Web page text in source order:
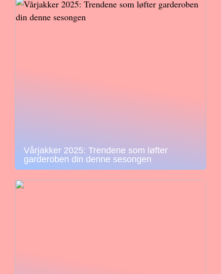
Vårjakker 2025: Trendene som løfter
garderoben din denne sesongen